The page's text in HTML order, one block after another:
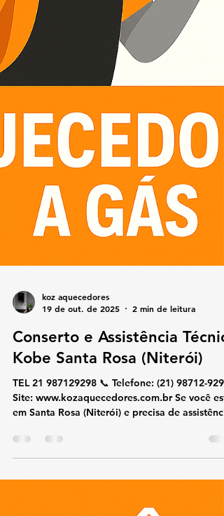
Conserto e Assistência